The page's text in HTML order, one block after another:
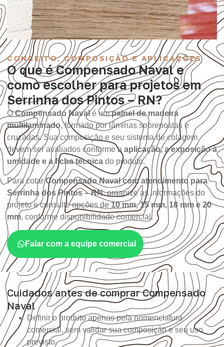
CONCEITO, COMPOSIÇÃO E APLICAÇÕES
O que é Compensado Naval e
como escolher para projetos em
Serrinha dos Pintos – RN?
OCompensado Navalé umpainel de madeira
multilaminado, formado por lâminas sobrepostas e
cruzadas. Sua composição e seu sistema de colagem
devem ser avaliados conforme a aplicação, a exposição à
umidade e a ficha técnica do produto.
Para cotarCompensado Naval com atendimento para
Serrinha dos Pintos – RN, organize as informações do
projeto e consulte opções de 10 mm, 15 mm, 18 mm e 20
mm, conforme disponibilidade comercial.
Falar com a equipe comercial
Cuidados antes de comprar Compensado
Naval
Definir o produto apenas pela nomenclatura
comercial, sem validar sua composição e seu uso
previsto.